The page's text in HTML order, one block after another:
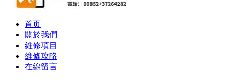
首页
關於我們
維修項目
維修攻略
在線留言